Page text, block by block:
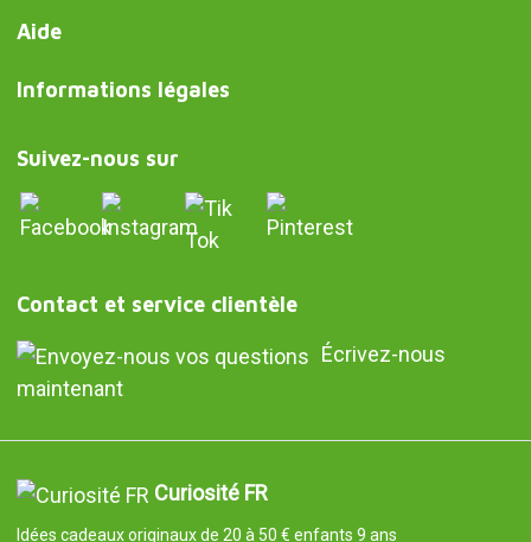
Aide
Informations légales
Suivez-nous sur
Contact et service clientèle
Écrivez-nous
maintenant
Curiosité FR
Idées cadeaux originaux de 20 à 50 € enfants 9 ans